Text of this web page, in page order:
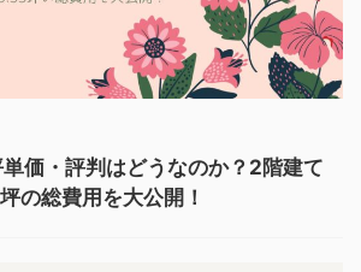
価・評判はどうなのか？2階建て
の総費用を大公開！